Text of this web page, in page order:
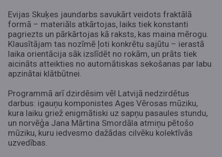
Evijas Skuķes jaundarbs savukārt veidots fraktālā
formā – materiāls atkārtojas, laiks tiek konstanti
pagriezts un pārkārtojas kā raksts, kas maina mērogu.
Klausītājam tas nozīmē ļoti konkrētu sajūtu – ierastā
laika orientācija sāk izslīdēt no rokām, un prāts tiek
aicināts atteikties no automātiskas sekošanas par labu
apzinātai klātbūtnei.
Programmā arī dzirdēsim vēl Latvijā nedzirdētus
darbus: igauņu komponistes Ages Vērosas mūziku,
kura laiku griež enigmātiski uz sapņu pasaules stundu,
un norvēģa Jana Mārtina Smordāla atmiņu pētošo
mūziku, kuru iedvesmo dažādas cilvēku kolektīvās
uzvedības.